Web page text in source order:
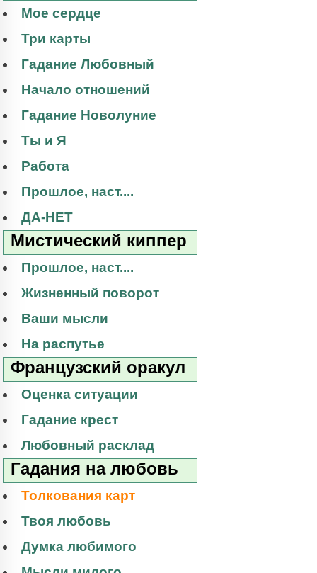
Мое сердце
Три карты
Гадание Любовный
Начало отношений
Гадание Новолуние
Ты и Я
Работа
Прошлое, наст....
ДА-НЕТ
Мистический киппер
Прошлое, наст....
Жизненный поворот
Ваши мысли
На распутье
Французский оракул
Оценка ситуации
Гадание крест
Любовный расклад
Гадания на любовь
Толкования карт
Твоя любовь
Думка любимого